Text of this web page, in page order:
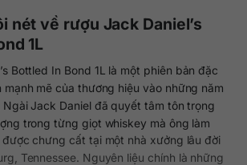
nét về rượu Jack Daniel’s
1L
Bottled In Bond 1L là một phiên bản đặc
mạnh mẽ của thương hiệu vào những năm
Jack Daniel đã quyết tâm tôn trọng
trong từng giọt whiskey mà ông làm
được chưng cất tại một nhà xưởng lâu đời
Tennessee. Nguyên liệu chính là những